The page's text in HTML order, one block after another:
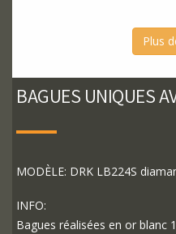
Plus
BAGUES UNIQUES
MODÈLE: DRK LB224S
INFO:
Bagues réalisées en or blanc